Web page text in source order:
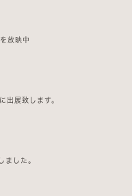
放映中
展致します。
ました。